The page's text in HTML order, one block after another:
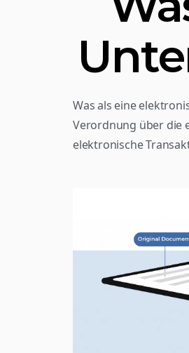
Was als eine
Verordnung über die
elektronische